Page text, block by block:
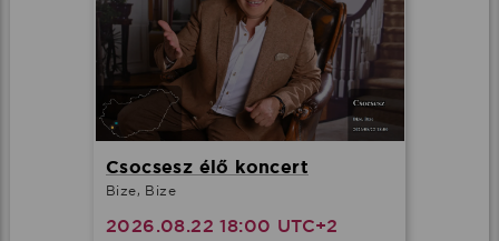
Csocsesz élő koncert
Bize, Bize
2026.08.22 18:00 UTC+2